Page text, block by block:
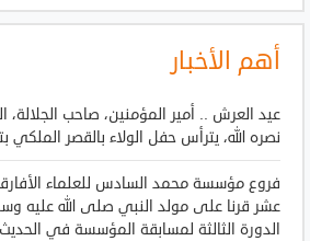
أهم الأخبار
عيد العرش .. أمير المؤمنين، صاحب
نصره الله، يترأس حفل الولاء بالقصر الملكي
فروع مؤسسة محمد السادس للعلماء
عشر قرنا على مولد النبي صلى الله عليه
الدورة الثالثة لمسابقة المؤسسة في